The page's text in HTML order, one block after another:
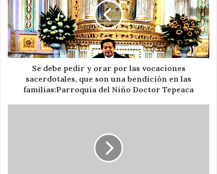
y
por
las
vocaciones
sacerdotales,
Se debe pedir y orar por las vocaciones
sacerdotales, que son una bendición en las
familias:Parroquia del Niño Doctor Tepeaca